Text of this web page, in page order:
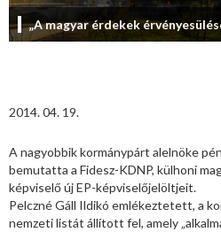
„A magyar érdekek
2014. 04. 19.
A nagyobbik kormánypárt alelnöke
bemutatta a Fidesz-KDNP, külhoni
képviselő új EP-képviselőjelöltjeit.
Pelczné Gáll Ildikó emlékeztetett, a
nemzeti listát állított fel, amely